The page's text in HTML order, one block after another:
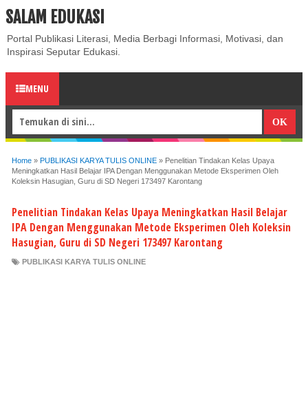
ABOUT CONTACT US
SALAM EDUKASI
Portal Publikasi Literasi, Media Berbagi Informasi, Motivasi, dan
Inspirasi Seputar Edukasi.
MENU
Home » PUBLIKASI KARYA TULIS ONLINE » Penelitian Tindakan Kelas Upaya
Meningkatkan Hasil Belajar IPA Dengan Menggunakan Metode Eksperimen Oleh
Koleksin Hasugian, Guru di SD Negeri 173497 Karontang
Penelitian Tindakan Kelas Upaya Meningkatkan Hasil Belajar
IPA Dengan Menggunakan Metode Eksperimen Oleh Koleksin
Hasugian, Guru di SD Negeri 173497 Karontang
PUBLIKASI KARYA TULIS ONLINE